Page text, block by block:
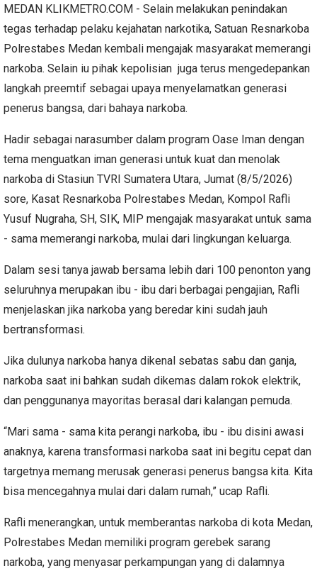
MEDAN KLIKMETRO.COM - Selain melakukan penindakan
tegas terhadap pelaku kejahatan narkotika, Satuan Resnarkoba
Polrestabes Medan kembali mengajak masyarakat memerangi
narkoba. Selain iu pihak kepolisian juga terus mengedepankan
langkah preemtif sebagai upaya menyelamatkan generasi
penerus bangsa, dari bahaya narkoba.
Hadir sebagai narasumber dalam program Oase Iman dengan
tema menguatkan iman generasi untuk kuat dan menolak
narkoba di Stasiun TVRI Sumatera Utara, Jumat (8/5/2026)
sore, Kasat Resnarkoba Polrestabes Medan, Kompol Rafli
Yusuf Nugraha, SH, SIK, MIP mengajak masyarakat untuk sama
- sama memerangi narkoba, mulai dari lingkungan keluarga.
Dalam sesi tanya jawab bersama lebih dari 100 penonton yang
seluruhnya merupakan ibu - ibu dari berbagai pengajian, Rafli
menjelaskan jika narkoba yang beredar kini sudah jauh
bertransformasi.
Jika dulunya narkoba hanya dikenal sebatas sabu dan ganja,
narkoba saat ini bahkan sudah dikemas dalam rokok elektrik,
dan penggunanya mayoritas berasal dari kalangan pemuda.
“Mari sama - sama kita perangi narkoba, ibu - ibu disini awasi
anaknya, karena transformasi narkoba saat ini begitu cepat dan
targetnya memang merusak generasi penerus bangsa kita. Kita
bisa mencegahnya mulai dari dalam rumah,” ucap Rafli.
Rafli menerangkan, untuk memberantas narkoba di kota Medan,
Polrestabes Medan memiliki program gerebek sarang
narkoba, yang menyasar perkampungan yang di dalamnya